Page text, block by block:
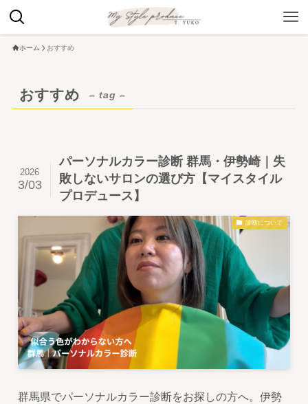
ホーム おすすめ
おすすめ – tag –
パーソナルカラー診断 群馬・伊勢崎｜失
敗しないサロンの選び方【マイスタイル
プロデュース】
2026
3/03
診断について
群馬県でパーソナルカラー診断をお探しの方へ。伊勢